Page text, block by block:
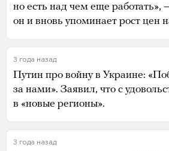
но есть над чем еще работать»,
он и вновь упоминает рост цен
3 года назад
Путин про войну в Украине:
за нами». Заявил, что с
в «новые регионы».
3 года назад